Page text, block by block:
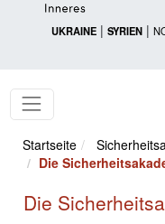
UKRAINE | SYRIEN |
Startseite
Die
Die